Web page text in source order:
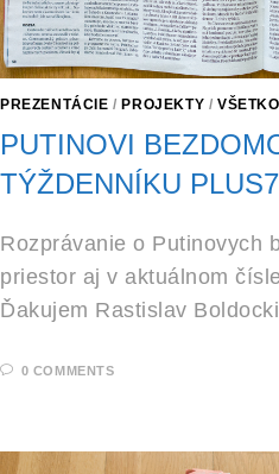
PREZENTÁCIE / PROJEKTY /VŠETKO
PUTINOVI
TÝŽDENNÍKU
Rozprávanie o Putinovych
priestor aj v aktuálnom
Ďakujem Rastislav
0 COMMENTS